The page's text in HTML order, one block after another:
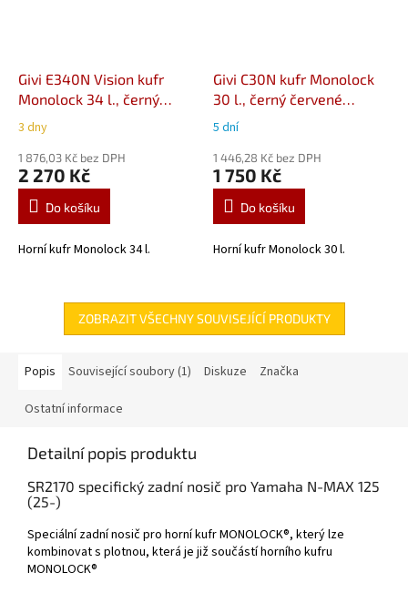
Givi E340N Vision kufr
Monolock 34 l., černý
červené odrazky
3 dny
1 876,03 Kč bez DPH
2 270 Kč
Do košíku
Horní kufr Monolock 34 l.
Givi C30N kufr Monolock
30 l., černý červené
odrazky
5 dní
1 446,28 Kč bez DPH
1 750 Kč
Do košíku
Horní kufr Monolock 30 l.
ZOBRAZIT VŠECHNY SOUVISEJÍCÍ PRODUKTY
Popis Související soubory (1) Diskuze Značka
Ostatní informace
Detailní popis produktu
SR2170 specifický zadní nosič pro Yamaha N-MAX 125
(25-)
Speciální zadní nosič pro horní kufr MONOLOCK®, který lze
kombinovat s plotnou, která je již součástí horního kufru
MONOLOCK®